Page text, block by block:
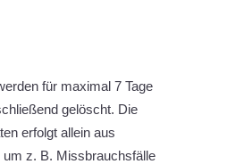
für maximal 7 Tage
gelöscht. Die
erfolgt allein aus
um z. B. Missbrauchsfälle